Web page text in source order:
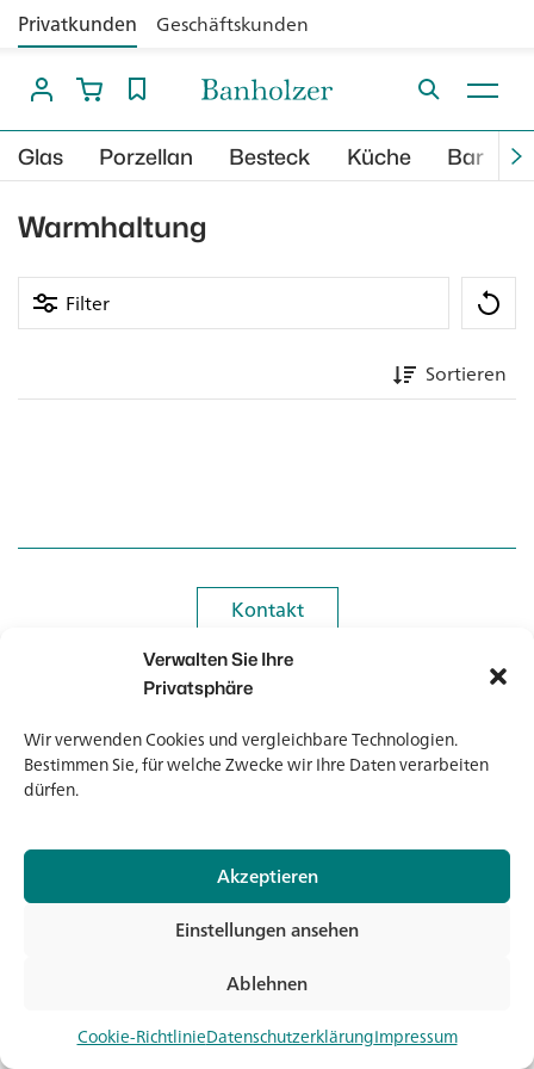
Verwalten Sie Ihre
Privatsphäre
Wir verwenden Cookies und vergleichbare Technologien.
Bestimmen Sie, für welche Zwecke wir Ihre Daten verarbeiten
dürfen.
Akzeptieren
Ablehnen
Einstellungen ansehen
Cookie-RichtlinieDatenschutzerklärungImpressum
Privatkunden Geschäftskunden
Glas Porzellan Besteck Küche Bar
Warmhaltung
Filter
Sortieren
Kontakt
Kontakt
Newsletter
Newsletter
© 2026 Banholzer AG
Impressum
Datenschutz
AGB